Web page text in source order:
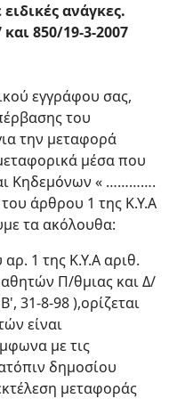
ανάγκες.
850/19-3-2007
εγγράφου σας,
του
την μεταφορά
μέσα που
Κηδεμόνων « ………….
άρθρου 1 της Κ.Υ.Α
τα ακόλουθα:
1 της Κ.Υ.Α αριθ.
Π/θμιας και Δ/
31-8-98 ),ορίζεται
είναι
με τις
δημοσίου
μεταφοράς